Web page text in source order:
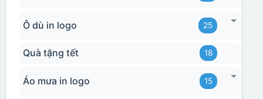
Ô dù in logo 25
Quà tặng tết 18
Áo mưa in logo 15